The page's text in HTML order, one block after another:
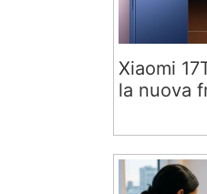
Xiaomi
la nuova